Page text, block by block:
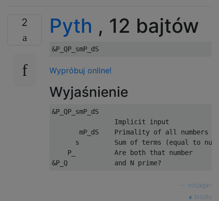
2 Pyth , 12 bajtów
Wypróbuj online!
Wyjaśnienie
&P_QP_smP_dS
                Implicit input
mP_dS    Primality of all numbers
s         Sum of terms (equal to
    P_          Are both that number
notjagan
źródło